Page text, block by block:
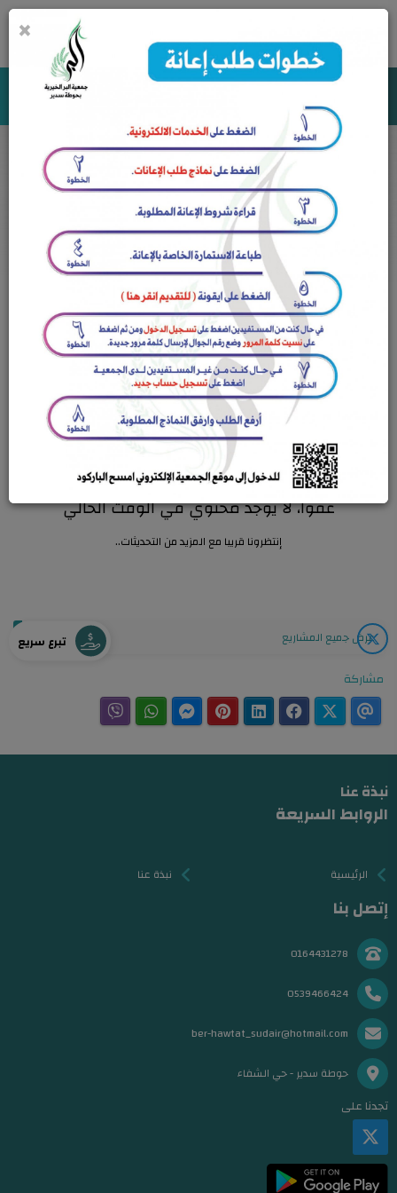
المشاريع
المشاريع
أي تصنيف
المشاريع العاجلة
المشاريع المكتملة
تنقية
عفوا، لا يوجد محتوي في الوقت الحالي
إنتظرونا قريبا مع المزيد من التحديثات..
عرض جميع المشاريع
مشاركة
نبذة عنا
الروابط السريعة
الرئيسية نبذة عنا
إتصل بنا
0164431278
0539466424
ber-hawtat_sudair@hotmail.com
حوطة سدير - حي الشفاء
تجدنا على
تبرع سريع
×